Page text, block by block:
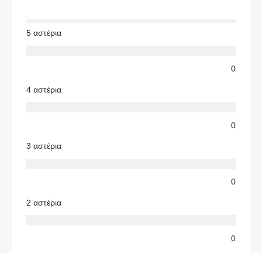
5 αστέρια
0
4 αστέρια
0
3 αστέρια
0
2 αστέρια
0